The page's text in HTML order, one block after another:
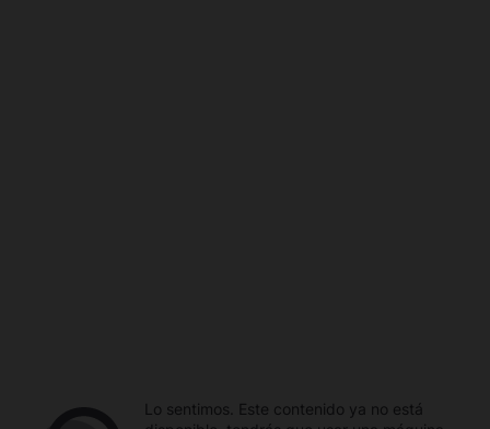
Lo sentimos. Este contenido ya no está